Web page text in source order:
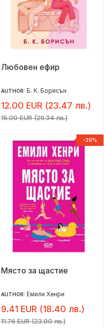
Любовен ефир
AUTHOR: Б. К. Борисън
12.00 EUR (23.47 лв.)
15.00 EUR (29.34 лв.)
-20%
Място за щастие
AUTHOR: Емили Хенри
9.41 EUR (18.40 лв.)
11.76 EUR (23.00 лв.)